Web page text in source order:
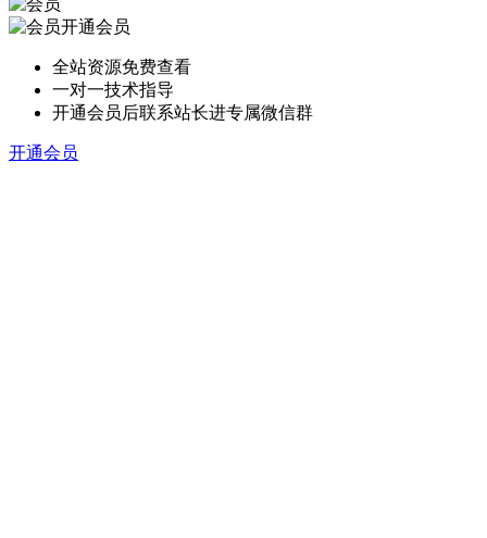
开通会员
全站资源免费查看
一对一技术指导
开通会员后联系站长进专属微信群
开通会员